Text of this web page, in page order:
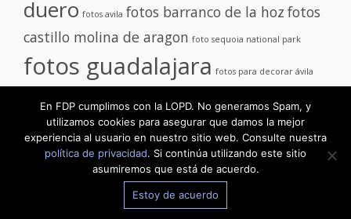
duero fotos avila fotos barranco de la hoz fotos
castillo molina de aragon foto sequoia national park
fotos guadalajara fotos para decorar ávila
fotos ruta 66foto tarifa foto tormo
alto panoramica manhattan
Proudly powered by WordPress|Theme:
En FDP cumplimos con la LOPD. No generamos Spam, y
utilizamos cookies para asegurar que damos la mejor
experiencia al usuario en nuestro sitio web. Consulte nuestra
política de privacidad. Si continúa utilizando este sitio
asumiremos que está de acuerdo.
Estoy de acuerdo